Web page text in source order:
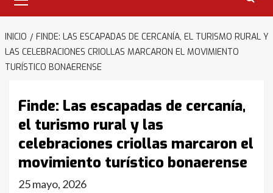
INICIO
FINDE: LAS ESCAPADAS DE CERCANÍA, EL TURISMO RURAL Y
LAS CELEBRACIONES CRIOLLAS MARCARON EL MOVIMIENTO
TURÍSTICO BONAERENSE
Finde: Las escapadas de cercanía,
el turismo rural y las
celebraciones criollas marcaron el
movimiento turístico bonaerense
25 mayo, 2026